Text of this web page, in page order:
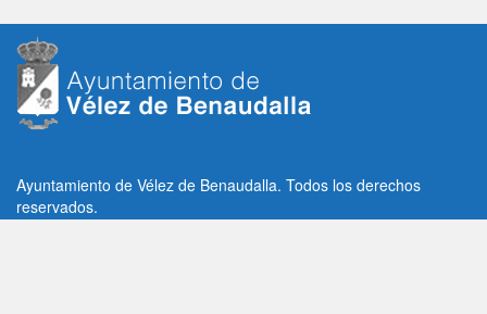
Ayuntamiento de Vélez de Benaudalla. Todos los derechos
reservados.